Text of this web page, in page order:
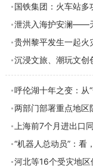
泄洪入海护安澜——
贵州黎平发生一起
沉浸文旅、潮玩文创
呼伦湖十年之变：从
两部门部署重点地区
上海前7个月进出口
“机器人总动员”：看
河北等16个受灾地